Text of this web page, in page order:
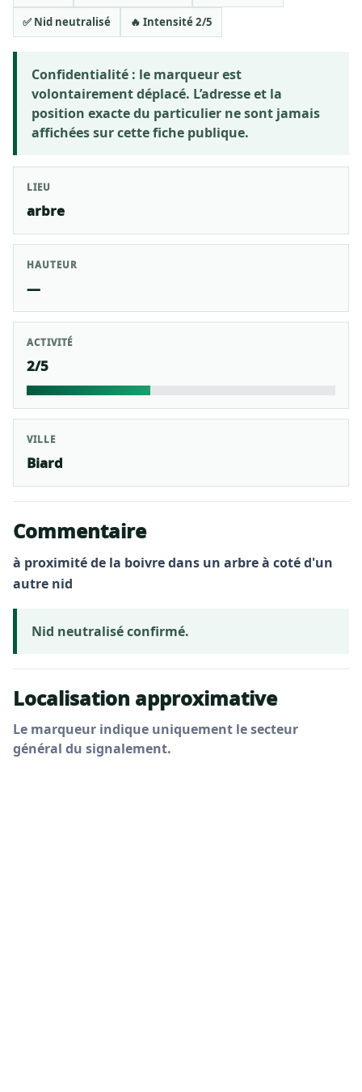
✅ Nid neutralisé 🔥 Intensité 2/5
Confidentialité : le marqueur est
volontairement déplacé. L’adresse et la
position exacte du particulier ne sont jamais
affichées sur cette fiche publique.
LIEU
arbre
HAUTEUR
—
ACTIVITÉ
2/5
VILLE
Biard
Commentaire
à proximité de la boivre dans un arbre à coté d'un
autre nid
Nid neutralisé confirmé.
Localisation approximative
Le marqueur indique uniquement le secteur
général du signalement.